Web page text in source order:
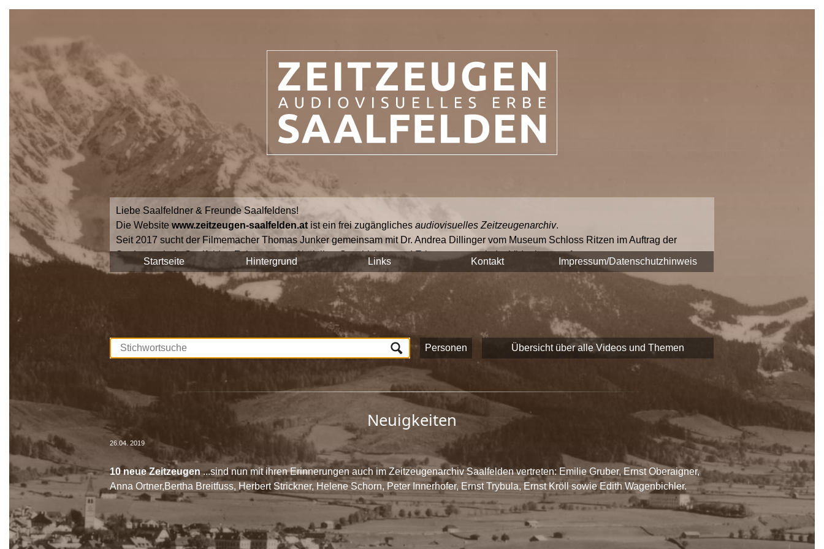
Liebe Saalfeldner & Freunde Saalfeldens!
Die Websitewww.zeitzeugen-saalfelden.atist ein frei zugänglichesaudiovisuelles Zeitzeugenarchiv.
Seit 2017 sucht der Filmemacher Thomas Junker gemeinsam mit Dr. Andrea Dillinger vom Museum Schloss Ritzen im Auftrag der
Stadtgemeinde Saalfelden Zeitzeugen auf hält ihre Geschichten und Erinnerungen mit der Videokamera fest.
Diese Interviews werden Stück für Stück auf dieser Seite veröffentlicht und sind nach Stichworten zu Themen und Zeitzeugen
Unterstützt werden die Dreharbeiten und das Onlineportale vom Museum Schloss Ritzen und der
LEADER
-Förderung der
Europäischen Union. Mit dieser Sammlung von Zeitzeugeninterviews wird das kulturelle und gesellschaftliche Erbe Saalfeldens
lebendig gehalten, sprich die Geschichte Saalfeldens.
Wir bedanken uns bei allen Beteiligten, die zur Umsetzung dieses Projektes beigetragen haben!
Startseite Hintergrund Links Kontakt Impressum/Datenschutzhinweis
Personen Übersicht über alle Videos und Themen
Neuigkeiten
26.04. 2019
10 neue Zeitzeugen...sind nun mit ihren Erinnerungen auch im Zeitzeugenarchiv Saalfelden vertreten: Emilie Gruber, Ernst Oberaigner,
Anna Ortner,Bertha Breitfuss, Herbert Strickner, Helene Schorn, Peter Innerhofer, Ernst Trybula, Ernst Kröll sowie Edith Wagenbichler.